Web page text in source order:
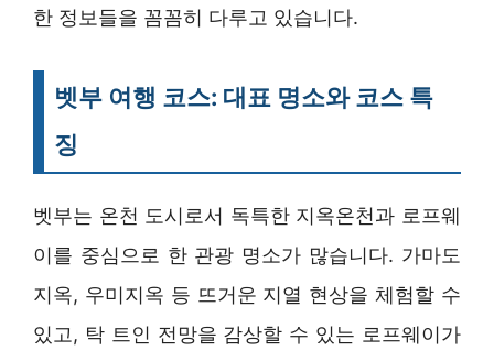
한 정보들을 꼼꼼히 다루고 있습니다.
벳부 여행 코스: 대표 명소와 코스 특
징
벳부는 온천 도시로서 독특한 지옥온천과 로프웨
이를 중심으로 한 관광 명소가 많습니다. 가마도
지옥, 우미지옥 등 뜨거운 지열 현상을 체험할 수
있고, 탁 트인 전망을 감상할 수 있는 로프웨이가